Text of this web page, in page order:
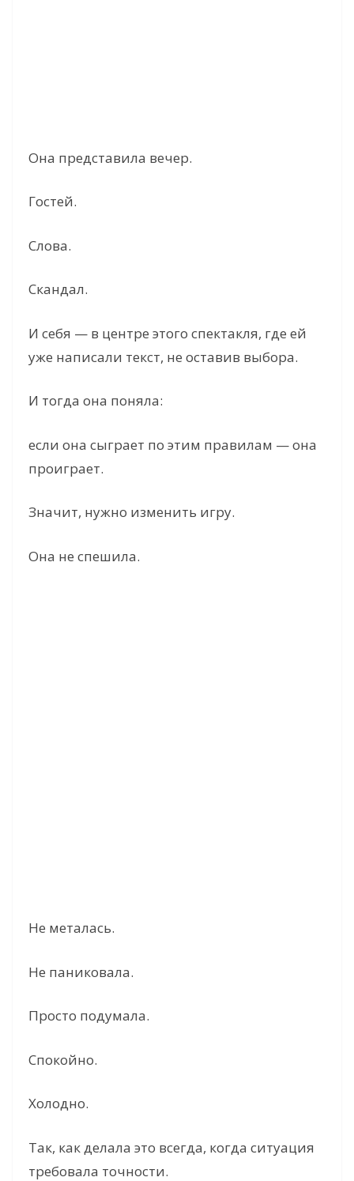
Она представила вечер.
Гостей.
Слова.
Скандал.
И себя — в центре этого спектакля, где ей
уже написали текст, не оставив выбора.
И тогда она поняла:
если она сыграет по этим правилам — она
проиграет.
Значит, нужно изменить игру.
Она не спешила.
Не металась.
Не паниковала.
Просто подумала.
Спокойно.
Холодно.
Так, как делала это всегда, когда ситуация
требовала точности.